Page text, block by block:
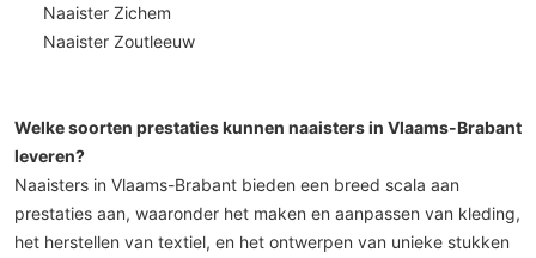
Naaister Zichem
Naaister Zoutleeuw
Welke soorten prestaties kunnen naaisters in Vlaams-Brabant
leveren?
Naaisters in Vlaams-Brabant bieden een breed scala aan
prestaties aan, waaronder het maken en aanpassen van kleding,
het herstellen van textiel, en het ontwerpen van unieke stukken